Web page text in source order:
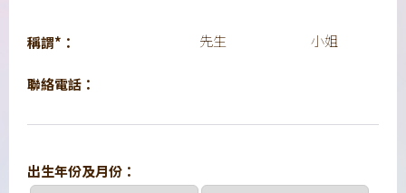
稱謂*： 先生 小姐
聯絡電話：
出生年份及月份：